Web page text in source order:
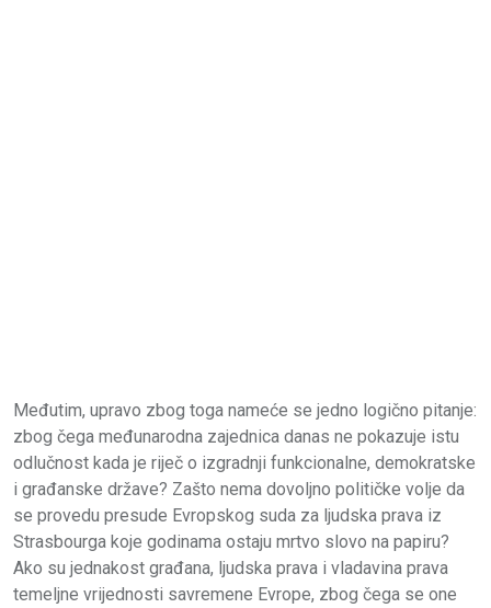
Međutim, upravo zbog toga nameće se jedno logično pitanje:
zbog čega međunarodna zajednica danas ne pokazuje istu
odlučnost kada je riječ o izgradnji funkcionalne, demokratske
i građanske države? Zašto nema dovoljno političke volje da
se provedu presude Evropskog suda za ljudska prava iz
Strasbourga koje godinama ostaju mrtvo slovo na papiru?
Ako su jednakost građana, ljudska prava i vladavina prava
temeljne vrijednosti savremene Evrope, zbog čega se one